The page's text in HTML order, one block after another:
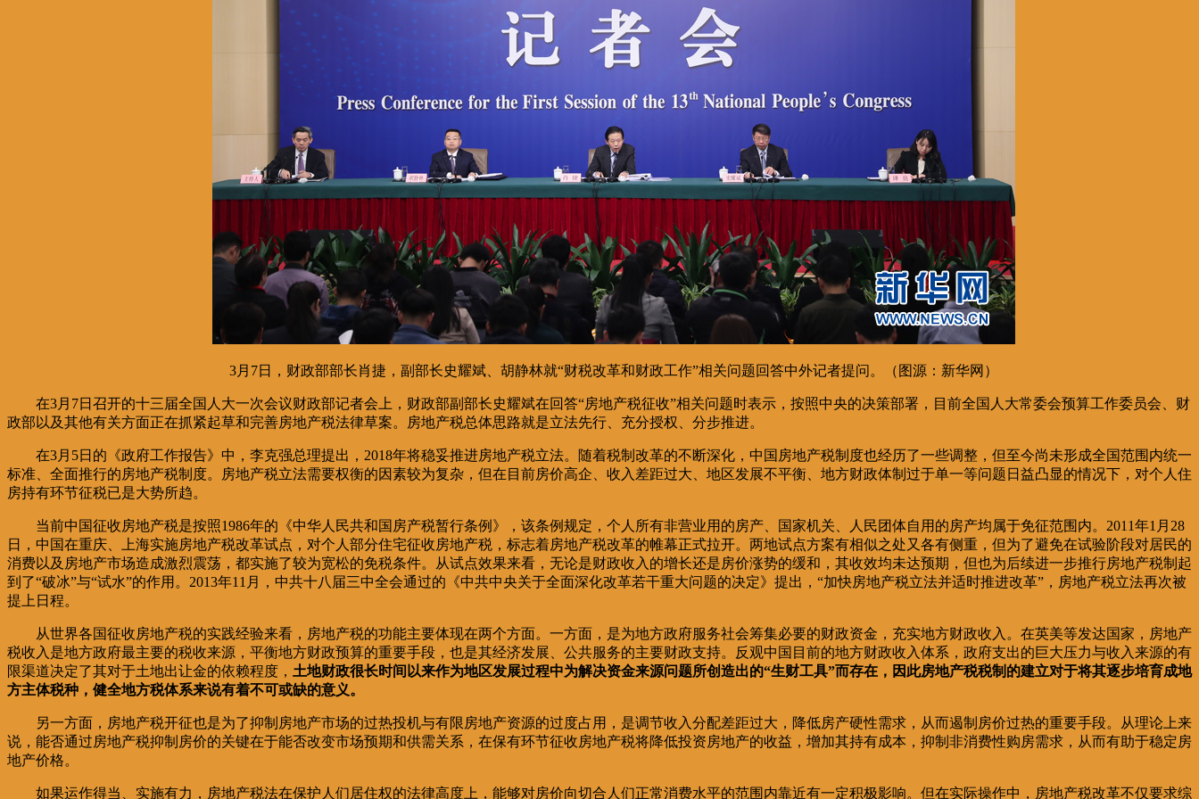
3月7日，财政部部长肖捷，副部长史耀斌、胡静林就“财税改革和财政工作”相关问题回答中外记者提问。（图源：新华网）
在3月7日召开的十三届全国人大一次会议财政部记者会上，财政部副部长史耀斌在回答“房地产税征收”相关问题时表示，按照中央的决策部署，目前全国人大常委会预算工作委员会、财
政部以及其他有关方面正在抓紧起草和完善房地产税法律草案。房地产税总体思路就是立法先行、充分授权、分步推进。
在3月5日的《政府工作报告》中，李克强总理提出，2018年将稳妥推进房地产税立法。随着税制改革的不断深化，中国房地产税制度也经历了一些调整，但至今尚未形成全国范围内统一
标准、全面推行的房地产税制度。房地产税立法需要权衡的因素较为复杂，但在目前房价高企、收入差距过大、地区发展不平衡、地方财政体制过于单一等问题日益凸显的情况下，对个人住
房持有环节征税已是大势所趋。
当前中国征收房地产税是按照1986年的《中华人民共和国房产税暂行条例》，该条例规定，个人所有非营业用的房产、国家机关、人民团体自用的房产均属于免征范围内。2011年1月28
日，中国在重庆、上海实施房地产税改革试点，对个人部分住宅征收房地产税，标志着房地产税改革的帷幕正式拉开。两地试点方案有相似之处又各有侧重，但为了避免在试验阶段对居民的
消费以及房地产市场造成激烈震荡，都实施了较为宽松的免税条件。从试点效果来看，无论是财政收入的增长还是房价涨势的缓和，其收效均未达预期，但也为后续进一步推行房地产税制起
到了“破冰”与“试水”的作用。2013年11月，中共十八届三中全会通过的《中共中央关于全面深化改革若干重大问题的决定》提出，“加快房地产税立法并适时推进改革”，房地产税立法再次被
提上日程。
从世界各国征收房地产税的实践经验来看，房地产税的功能主要体现在两个方面。一方面，是为地方政府服务社会筹集必要的财政资金，充实地方财政收入。在英美等发达国家，房地产
税收入是地方政府最主要的税收来源，平衡地方财政预算的重要手段，也是其经济发展、公共服务的主要财政支持。反观中国目前的地方财政收入体系，政府支出的巨大压力与收入来源的有
限渠道决定了其对于土地出让金的依赖程度， 土地财政很长时间以来作为地区发展过程中为解决资金来源问题所创造出的“生财工具”而存在，因此房地产税税制的建立对于将其逐步培育成地
方主体税种，健全地方税体系来说有着不可或缺的意义。
另一方面，房地产税开征也是为了抑制房地产市场的过热投机与有限房地产资源的过度占用，是调节收入分配差距过大，降低房产硬性需求，从而遏制房价过热的重要手段。从理论上来
说，能否通过房地产税抑制房价的关键在于能否改变市场预期和供需关系，在保有环节征收房地产税将降低投资房地产的收益，增加其持有成本，抑制非消费性购房需求，从而有助于稳定房
地产价格。
如果运作得当、实施有力，房地产税法在保护人们居住权的法律高度上，能够对房价向切合人们正常消费水平的范围内靠近有一定积极影响。但在实际操作中，房地产税改革不仅要求综